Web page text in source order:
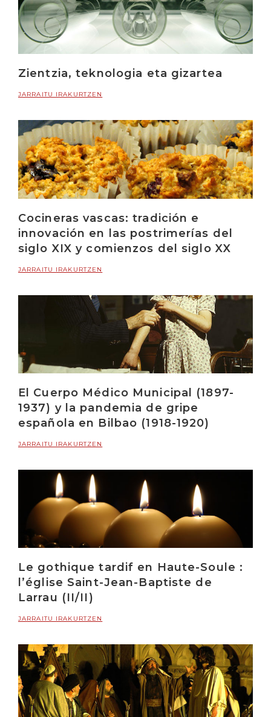
Zientzia, teknologia eta gizartea
JARRAITU IRAKURTZEN
Cocineras vascas: tradición e
innovación en las postrimerías del
siglo XIX y comienzos del siglo XX
JARRAITU IRAKURTZEN
El Cuerpo Médico Municipal (1897-
1937) y la pandemia de gripe
española en Bilbao (1918-1920)
JARRAITU IRAKURTZEN
Le gothique tardif en Haute-Soule :
l’église Saint-Jean-Baptiste de
Larrau (II/II)
JARRAITU IRAKURTZEN